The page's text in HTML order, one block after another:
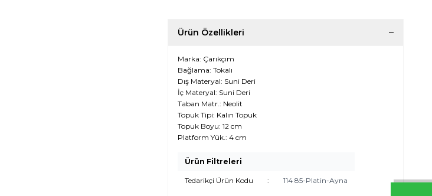
Ürün Özellikleri
Marka: Çarıkçım
Bağlama: Tokalı
Dış Materyal: Suni Deri
İç Materyal: Suni Deri
Taban Matr.: Neolit
Topuk Tipi: Kalın Topuk
Topuk Boyu: 12 cm
Platform Yük.: 4 cm
Ürün Filtreleri
Tedarikçi Ürün Kodu : 114 85-Platin-Ayna